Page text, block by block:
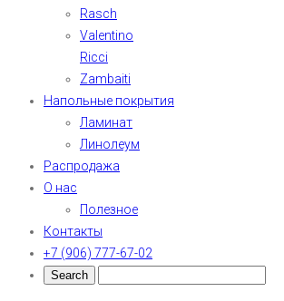
Rasch
Valentino
Ricci
Zambaiti
Напольные покрытия
Ламинат
Линолеум
Распродажа
О нас
Полезное
Контакты
+7 (906) 777-67-02